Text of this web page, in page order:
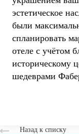
эстетическое
были
спланировать
отеле с учётом
историческому
шедеврами
Назад к списку